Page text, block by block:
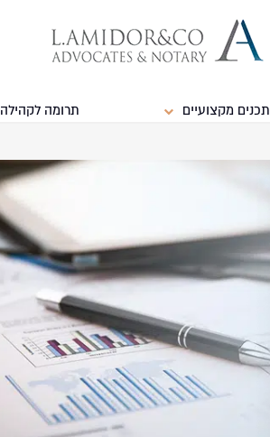
תכנים מקצועיים תרומה לקהילה